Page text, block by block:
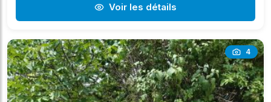
Voir les détails
4